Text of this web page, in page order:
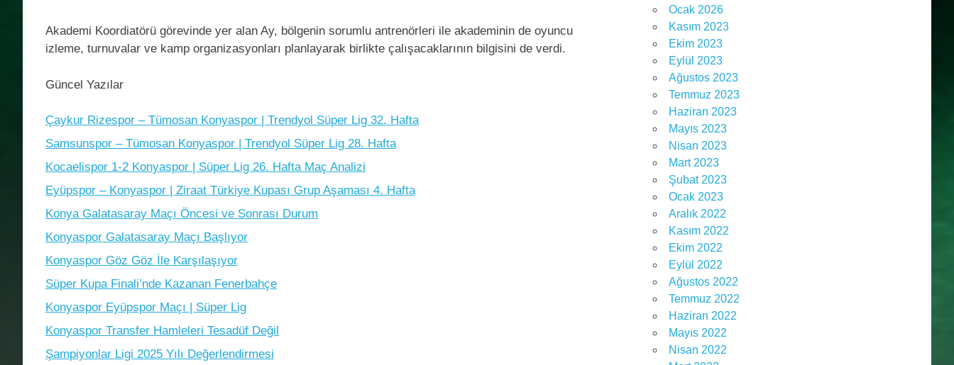
Akademi Koordiatörü görevinde yer alan Ay, bölgenin sorumlu antrenörleri ile akademinin de oyuncu
izleme, turnuvalar ve kamp organizasyonları planlayarak birlikte çalışacaklarının bilgisini de verdi.
Güncel Yazılar
Çaykur Rizespor – Tümosan Konyaspor | Trendyol Süper Lig 32. Hafta
Samsunspor – Tümosan Konyaspor | Trendyol Süper Lig 28. Hafta
Kocaelispor 1-2 Konyaspor | Süper Lig 26. Hafta Maç Analizi
Eyüpspor – Konyaspor | Ziraat Türkiye Kupası Grup Aşaması 4. Hafta
Konya Galatasaray Maçı Öncesi ve Sonrası Durum
Konyaspor Galatasaray Maçı Başlıyor
Konyaspor Göz Göz İle Karşılaşıyor
Süper Kupa Finali’nde Kazanan Fenerbahçe
Konyaspor Eyüpspor Maçı | Süper Lig
Konyaspor Transfer Hamleleri Tesadüf Değil
Şampiyonlar Ligi 2025 Yılı Değerlendirmesi
Ocak 2026
Kasım 2023
Ekim 2023
Eylül 2023
Ağustos 2023
Temmuz 2023
Haziran 2023
Mayıs 2023
Nisan 2023
Mart 2023
Şubat 2023
Ocak 2023
Aralık 2022
Kasım 2022
Ekim 2022
Eylül 2022
Ağustos 2022
Temmuz 2022
Haziran 2022
Mayıs 2022
Nisan 2022